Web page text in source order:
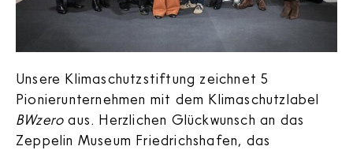
Unsere Klimaschutzstiftung zeichnet 5
Pionierunternehmen mit dem Klimaschutzlabel
BWzero aus. Herzlichen Glückwunsch an das
Zeppelin Museum Friedrichshafen, das